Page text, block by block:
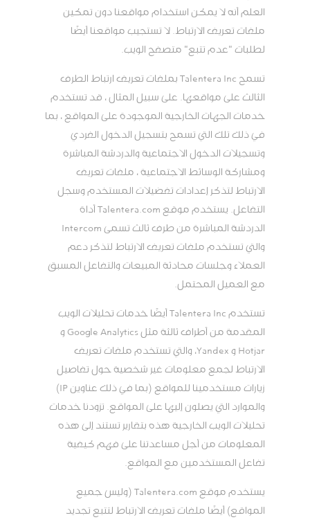
العلم أنه لا يمكن استخدام مواقعنا دون تمكين
ملفات تعريف الارتباط. لا تستجيب مواقعنا أيضًا
لطلبات "عدم تتبع" متصفح الويب.
تسمح Talentera Inc بملفات تعريف ارتباط الطرف
الثالث على مواقعها. على سبيل المثال ، قد تستخدم
خدمات الجهات الخارجية الموجودة على المواقع ، بما
في ذلك تلك التي تسمح بتسجيل الدخول الفردي
وتسجيلات الدخول الاجتماعية والدردشة المباشرة
ومشاركة الوسائط الاجتماعية ، ملفات تعريف
الارتباط لتذكر إعدادات تفضيلات المستخدم وسجل
التفاعل. يستخدم موقع Talentera.com أداة
الدردشة المباشرة من طرف ثالث تسمى Intercom
والتي تستخدم ملفات تعريف الارتباط لتذكر دعم
العملاء وجلسات محادثة المبيعات والتفاعل المسبق
مع العميل المحتمل.
تستخدم Talentera Inc أيضًا خدمات تحليلات الويب
المقدمة من أطراف ثالثة مثل Google Analytics و
Hotjar و Yandex، والتي تستخدم ملفات تعريف
الارتباط لجمع معلومات غير شخصية حول تفاصيل
زيارات مستخدمينا للمواقع (بما في ذلك عناوين IP)
والموارد التي يصلون إليها على المواقع. تزودنا خدمات
تحليلات الويب الخارجية هذه بتقارير تستند إلى هذه
المعلومات من أجل مساعدتنا على فهم كيفية
تفاعل المستخدمين مع المواقع.
يستخدم موقع Talentera.com (وليس جميع
المواقع) أيضًا ملفات تعريف الارتباط لتتبع تجديد